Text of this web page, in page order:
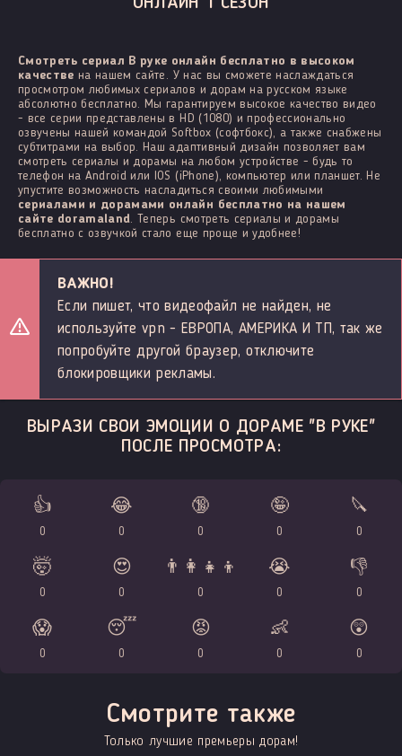
Смотреть сериал В руке онлайн бесплатно в высоком
качестве на нашем сайте. У нас вы сможете наслаждаться
просмотром любимых сериалов и дорам на русском языке
абсолютно бесплатно. Мы гарантируем высокое качество видео
- все серии представлены в HD (1080) и профессионально
озвучены нашей командой Softbox (софтбокс), а также снабжены
субтитрами на выбор. Наш адаптивный дизайн позволяет вам
смотреть сериалы и дорамы на любом устройстве - будь то
телефон на Android или IOS (iPhone), компьютер или планшет. Не
упустите возможность насладиться своими любимыми
сериалами и дорамами онлайн бесплатно на нашем
сайте doramaland
. Теперь смотреть сериалы и дорамы
бесплатно с озвучкой стало еще проще и удобнее!
ВАЖНО!
Если пишет, что видеофайл не найден, не
используйте vpn - ЕВРОПА, АМЕРИКА И ТП, так же
попробуйте другой браузер, отключите
блокировщики рекламы.
ВЫРАЗИ СВОИ ЭМОЦИИ О ДОРАМЕ "В РУКЕ"
ПОСЛЕ ПРОСМОТРА:
👍
0
😂
0
🔞
0
🤪
0
🔪
0
🤯
0
😍
0
👨‍👩‍👧‍👦
0
😭
0
👎
0
😱
0
😴
0
😡
0
👶
0
😲
0
Смотрите также
Только лучшие премьеры дорам!